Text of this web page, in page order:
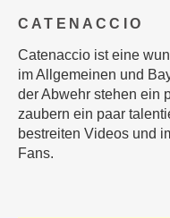
CATENACCIO
Catenaccio ist eine
im Allgemeinen und
der Abwehr stehen ein
zaubern ein paar
bestreiten Videos und
Fans.